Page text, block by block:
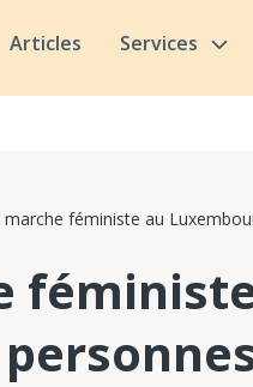
Articles Services
marche féministe au